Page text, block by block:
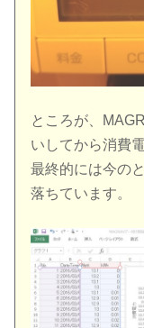
ところが、
いしてから消費
最終的には今の
落ちています。